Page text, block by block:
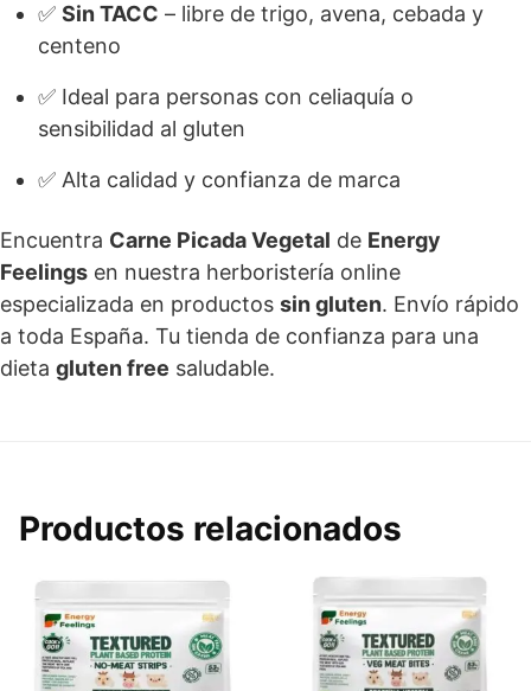
✅ Sin TACC – libre de trigo, avena, cebada y
centeno
✅ Ideal para personas con celiaquía o
sensibilidad al gluten
✅ Alta calidad y confianza de marca
Encuentra Carne Picada Vegetal de Energy
Feelings en nuestra herboristería online
especializada en productos sin gluten. Envío rápido
a toda España. Tu tienda de confianza para una
dieta gluten free saludable.
Productos relacionados